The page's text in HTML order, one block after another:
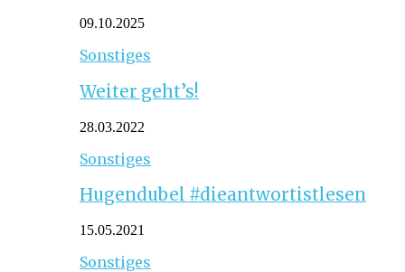
09.10.2025
Sonstiges
Weiter geht’s!
28.03.2022
Sonstiges
Hugendubel #dieantwortistlesen
15.05.2021
Sonstiges